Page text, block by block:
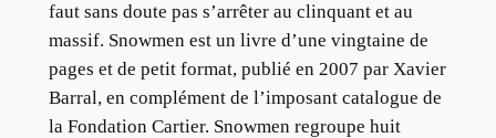
faut sans doute pas s’arrêter au clinquant et au
massif. Snowmen est un livre d’une vingtaine de
pages et de petit format, publié en 2007 par Xavier
Barral, en complément de l’imposant catalogue de
la Fondation Cartier. Snowmen regroupe huit